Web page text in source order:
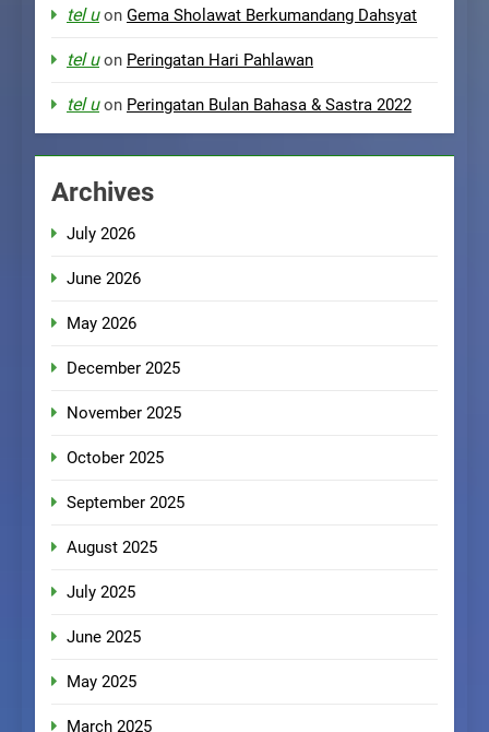
tel uon Gema Sholawat Berkumandang Dahsyat
tel uon Peringatan Hari Pahlawan
tel uon Peringatan Bulan Bahasa & Sastra 2022
Archives
July 2026
June 2026
May 2026
December 2025
November 2025
October 2025
September 2025
August 2025
July 2025
June 2025
May 2025
March 2025